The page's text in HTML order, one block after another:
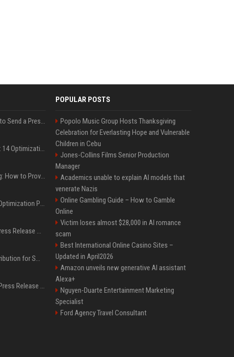
Best Day and Time to Send a Press Release for Media Pick Up
Press Release SEO: 14 Optimizations That Actually Move Rankings
AI Visibility Tracking: How to Prove Your PR Got Cited
Generative Engine Optimization PR Starter Guide
How to Get Your Press Release Cited in Google AI Overviews
Press Release Distribution for Small Business Cheapest Path to Real Coverage
Affordable Crypto Press Release Distribution with Global Coverage
POPULAR POSTS
Popolo Music Group Hosts Thanksgiving
Celebration for Everlasting Hope and Vulnerable
Children in Cebu
Jones-Collins Films Senior Production
Manager
Academics unable to explain AI models that
venerate Nazis
Online Gambling Guide – How to Gamble
Online
Victim loses almost $28,000 in AI romance
scam
Best International Online Casino Sites –
Updated in April2026
Amazon unveils new generative AI assistant
Alexa+
Nguyen-Duarte Entertainment Marketing
Specialist
Ford Agency Travel Consultant